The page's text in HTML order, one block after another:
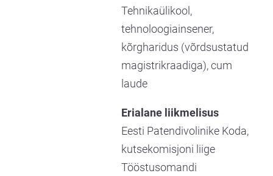
Tehnikaülikool,
tehnoloogiainsener,
kõrgharidus (võrdsustatud
magistrikraadiga), cum
laude
Erialane liikmelisus
Eesti Patendivolinike Koda,
kutsekomisjoni liige
Tööstusomandi